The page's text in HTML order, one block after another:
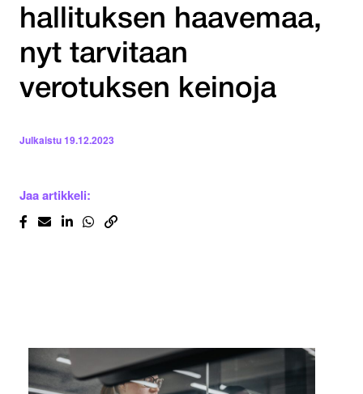
hallituksen haavemaa,
nyt tarvitaan
verotuksen keinoja
Julkaistu19.12.2023
Jaa artikkeli: